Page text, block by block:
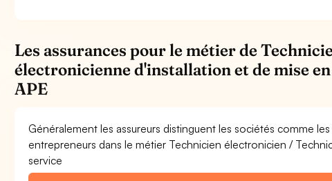
Les assurances pour le métier de
électronicienne d'installation et de mise
APE
Généralement les assureurs distinguent les sociétés comme
entrepreneurs dans le métier Technicien électronicien /
service